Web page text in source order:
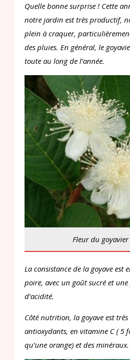
Quelle bonne surprise ! Cette
notre jardin est très productif,
plein à craquer,
des pluies. En général, le
toute au long de l’année.
Fleur du goyavier
La consistance de la goyave est
poire, avec un goût sucré et
d’acidité.
Côté nutrition, la goyave est
antioxydants, en vitamine C ( 5
qu’une orange) et des minéraux.